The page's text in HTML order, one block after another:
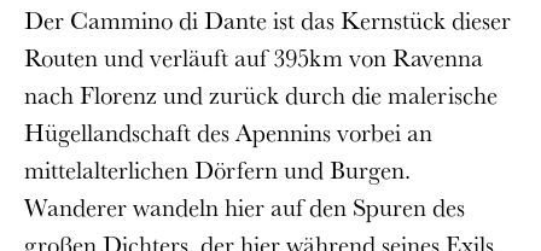
Der Cammino di Dante ist das Kernstück dieser
Routen und verläuft auf 395km von Ravenna
nach Florenz und zurück durch die malerische
Hügellandschaft des Apennins vorbei an
mittelalterlichen Dörfern und Burgen.
Wanderer wandeln hier auf den Spuren des